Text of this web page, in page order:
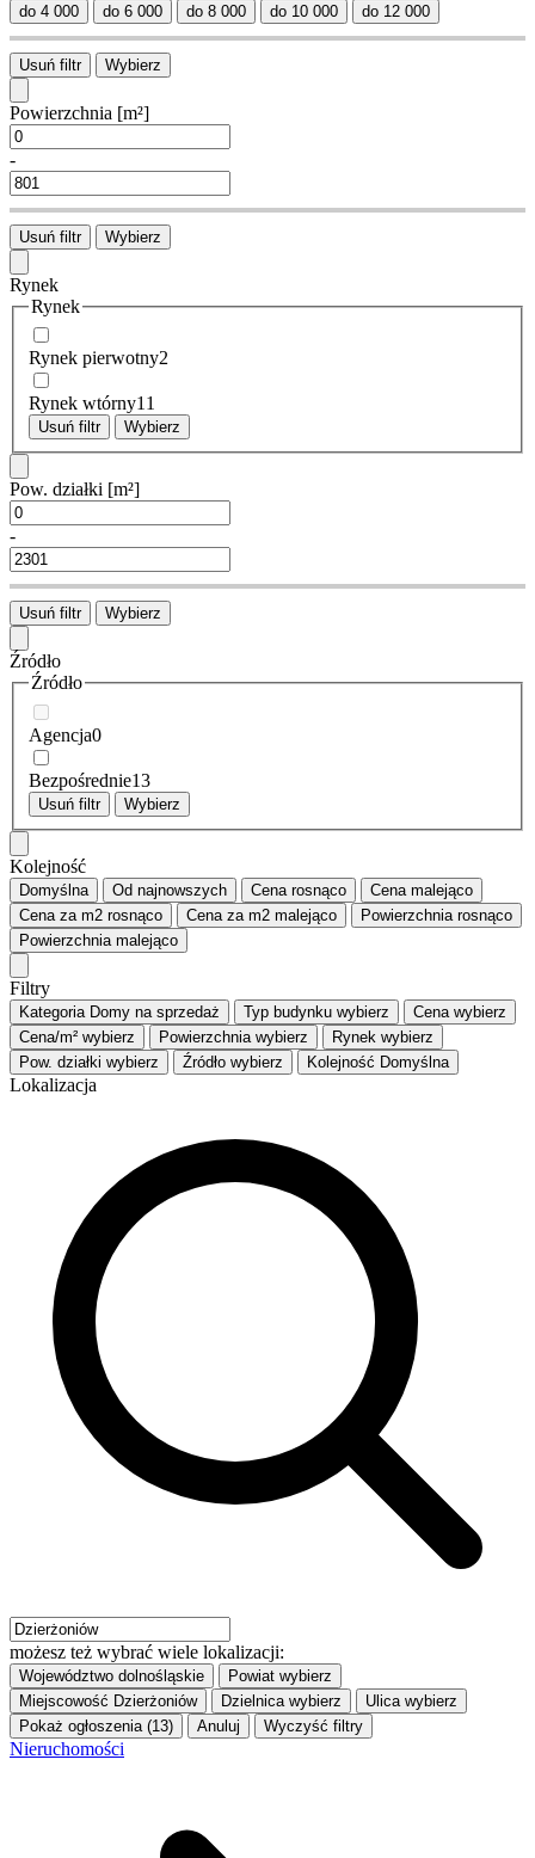
do 4 000 do 6 000 do 8 000 do 10 000 do 12 000
Usuń filtr Wybierz
Powierzchnia [m²]
-
Usuń filtr Wybierz
Rynek
Rynek
Rynek pierwotny2
Rynek wtórny11
Usuń filtr Wybierz
Pow. działki [m²]
-
Usuń filtr Wybierz
Źródło
Źródło
Agencja0
Bezpośrednie13
Usuń filtr Wybierz
Kolejność
Domyślna Od najnowszych Cena rosnąco Cena malejąco
Cena za m2 rosnąco Cena za m2 malejąco Powierzchnia rosnąco
Powierzchnia malejąco
Filtry
Kategoria Domy na sprzedaż Typ budynku wybierz Cena wybierz
Cena/m² wybierz Powierzchnia wybierz Rynek wybierz
Pow. działki wybierz Źródło wybierz Kolejność Domyślna
Lokalizacja
możesz też wybrać wiele lokalizacji:
Województwo dolnośląskie Powiat wybierz
Miejscowość Dzierżoniów Dzielnica wybierz Ulica wybierz
Pokaż ogłoszenia (13)
Anuluj Wyczyść filtry
Nieruchomości